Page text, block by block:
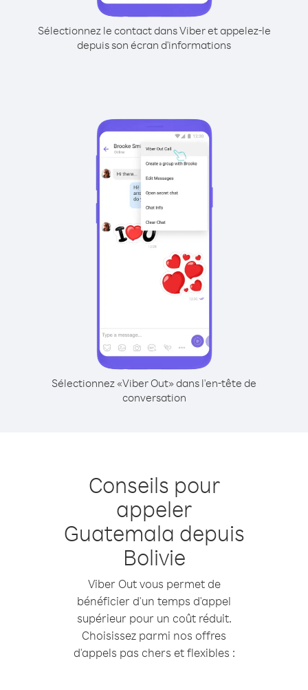
Sélectionnez le contact dans Viber et appelez-le
depuis son écran d'informations
Sélectionnez «Viber Out» dans l'en-tête de
conversation
Conseils pour
appeler
Guatemala depuis
Bolivie
Viber Out vous permet de
bénéficier d'un temps d'appel
supérieur pour un coût réduit.
Choisissez parmi nos offres
d'appels pas chers et flexibles :